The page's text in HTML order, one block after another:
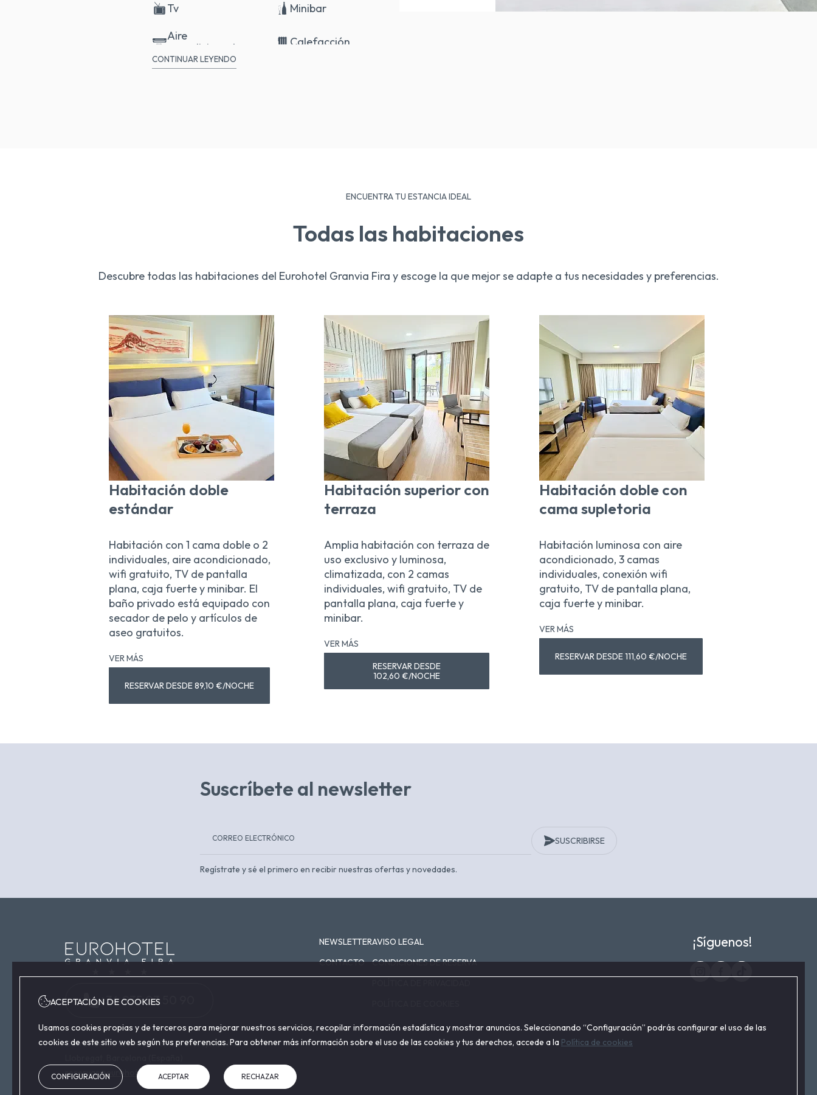
Tv
Minibar
Aire
acondicionado
Calefacción
CONTINUAR LEYENDO
ENCUENTRA TU ESTANCIA IDEAL
Todas las habitaciones
Descubre todas las habitaciones del Eurohotel Granvia Fira y escoge la que mejor se adapte a tus necesidades y preferencias.
Habitación doble
estándar
Habitación con 1 cama doble o 2
individuales, aire acondicionado,
wifi gratuito, TV de pantalla
plana, caja fuerte y minibar. El
baño privado está equipado con
secador de pelo y artículos de
aseo gratuitos.
VER MÁS
RESERVAR DESDE 89,10 €/NOCHE
Habitación superior con
terraza
Amplia habitación con terraza de
uso exclusivo y luminosa,
climatizada, con 2 camas
individuales, wifi gratuito, TV de
pantalla plana, caja fuerte y
minibar.
VER MÁS
RESERVAR DESDE
102,60 €/NOCHE
Habitación doble con
cama supletoria
Habitación luminosa con aire
acondicionado, 3 camas
individuales, conexión wifi
gratuito, TV de pantalla plana,
caja fuerte y minibar.
VER MÁS
RESERVAR DESDE 111,60 €/NOCHE
Suscríbete al newsletter
SUSCRIBIRSE
Regístrate y sé el primero en recibir nuestras ofertas y novedades.
+34 935 03 50 90
NEWSLETTER
CONTACTO
AVISO LEGAL
CONDICIONES DE RESERVA
¡Síguenos!
Carrer de les Ciències, 98, 100 L'Hospitalet de
reservas@eurohotelgranviafira.com
ACEPTACIÓN DE COOKIES
Usamos cookies propias y de terceros para mejorar nuestros servicios, recopilar información estadística y mostrar anuncios. Seleccionando “Configuración” podrás configurar el uso de las
cookies de este sitio web según tus preferencias. Para obtener más información sobre el uso de las cookies y tus derechos, accede a la Política de cookies
CONFIGURACIÓN ACEPTAR RECHAZAR